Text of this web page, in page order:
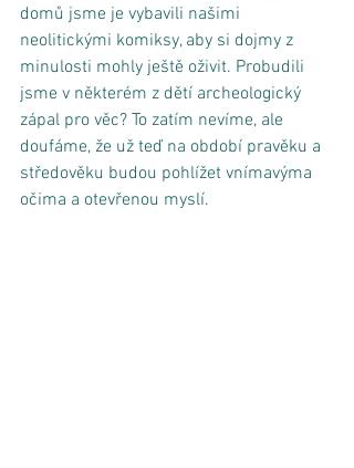
domů jsme je vybavili našimi
neolitickými komiksy, aby si dojmy z
minulosti mohly ještě oživit. Probudili
jsme v některém z dětí archeologický
zápal pro věc? To zatím nevíme, ale
doufáme, že už teď na období pravěku a
středověku budou pohlížet vnímavýma
očima a otevřenou myslí.